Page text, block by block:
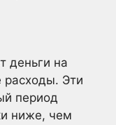
деньги на
Эти
период
ниже, чем